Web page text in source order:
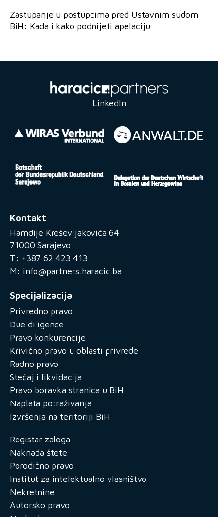
Zastupanje u postupcima pred Ustavnim sudom
BiH: Kada i kako podnijeti apelaciju
LinkedIn
Kontakt
Hamdije Kreševljakovića 64
71000 Sarajevo
T: +387 62 423 413
M: info@partners.haracic.ba
Specijalizacija
Privredno pravo
Due diligence
Pravo konkurencije
Krivično pravo u oblasti privrede
Radno pravo
Stečaj i likvidacija
Pravo boravka stranica u BiH
Naplata potraživanja
Izvršenja na teritoriji BiH
Registar zaloga
Naknada štete
Porodično pravo
Institut za intelektualno vlasništvo
Nekretnine
Autorsko pravo